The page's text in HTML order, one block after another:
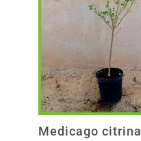
Medicago citrina